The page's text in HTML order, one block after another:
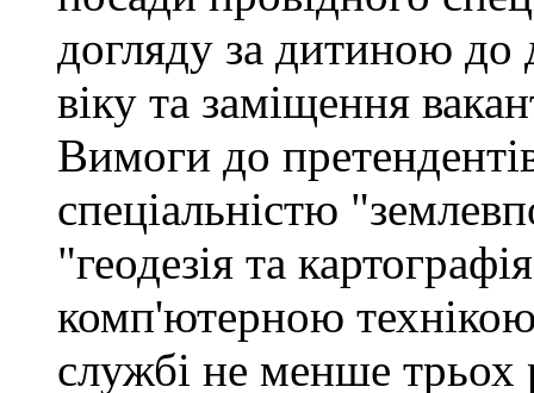
догляду за дитиною до
віку та заміщення
Вимоги до
спеціальністю
"геодезія та
комп'ютерною
службі не менше трьох